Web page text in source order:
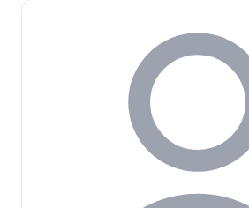
düzenleyerek peri bacaları, yer
tarihi alanları da ziyaret
Kamp Alanı, bu keşifler için
başlangıç noktasıdır.
Ihlara Vadisi Kamp
ayırtmak ve güncel müsaitlik
için sayfamızdaki rezervasyon